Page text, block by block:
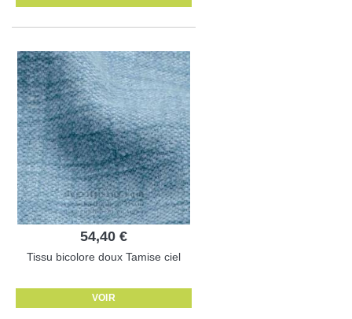
54,40 €
Tissu bicolore doux Tamise ciel
VOIR